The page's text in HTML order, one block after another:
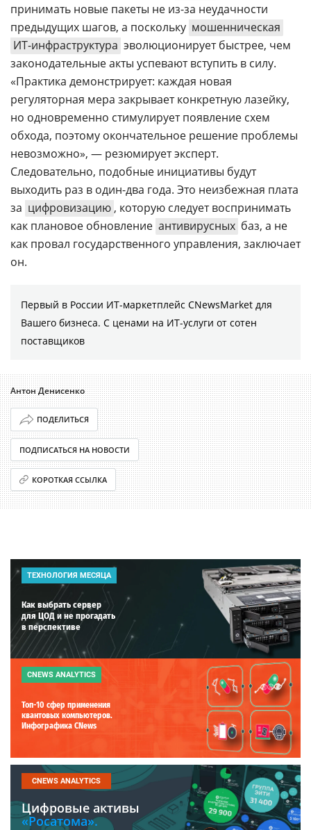
принимать новые пакеты не из-за неудачности
предыдущих шагов, а поскольку мошенническая
ИТ-инфраструктура эволюционирует быстрее, чем
законодательные акты успевают вступить в силу.
«Практика демонстрирует: каждая новая
регуляторная мера закрывает конкретную лазейку,
но одновременно стимулирует появление схем
обхода, поэтому окончательное решение проблемы
невозможно», — резюмирует эксперт.
Следовательно, подобные инициативы будут
выходить раз в один-два года. Это неизбежная плата
за цифровизацию , которую следует воспринимать
как плановое обновление антивирусных баз, а не
как провал государственного управления, заключает
он.
Первый в России ИТ-маркетплейс CNewsMarket для
Вашего бизнеса. С ценами на ИТ-услуги от сотен
поставщиков
Антон Денисенко
ПОДЕЛИТЬСЯ
ПОДПИСАТЬСЯ НА НОВОСТИ
КОРОТКАЯ ССЫЛКА
ТЕХНОЛОГИЯ МЕСЯЦА
Как выбрать сервер
для ЦОД и не прогадать
в перспективе
CNEWS ANALYTICS
Топ-10 сфер применения
квантовых компьютеров.
Инфографика CNews
CNEWS ANALYTICS
Цифровые активы
«Росатома».